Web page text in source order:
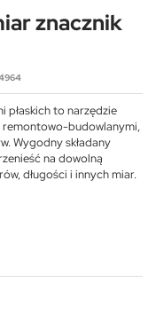
znacznik
płaskich to narzędzie
remontowo-budowlanymi,
Wygodny składany
na dowolną
długości i innych miar.